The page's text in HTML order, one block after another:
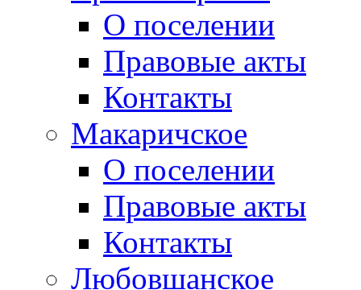
О поселении
Правовые акты
Контакты
Макаричское
О поселении
Правовые акты
Контакты
Любовшанское